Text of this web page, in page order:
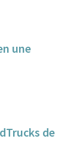
une
de